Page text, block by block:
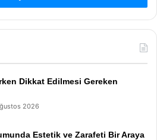
Dikkat Edilmesi Gereken
2026
Estetik ve Zarafeti Bir Araya